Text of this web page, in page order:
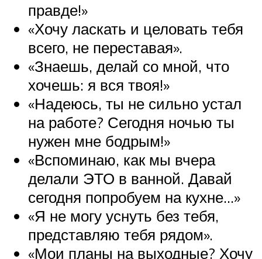
правде!»
«Хочу ласкать и целовать тебя
всего, не переставая».
«Знаешь, делай со мной, что
хочешь: я вся твоя!»
«Надеюсь, ты не сильно устал
на работе? Сегодня ночью ты
нужен мне бодрым!»
«Вспоминаю, как мы вчера
делали ЭТО в ванной. Давай
сегодня попробуем на кухне…»
«Я не могу уснуть без тебя,
представляю тебя рядом».
«Мои планы на выходные? Хочу